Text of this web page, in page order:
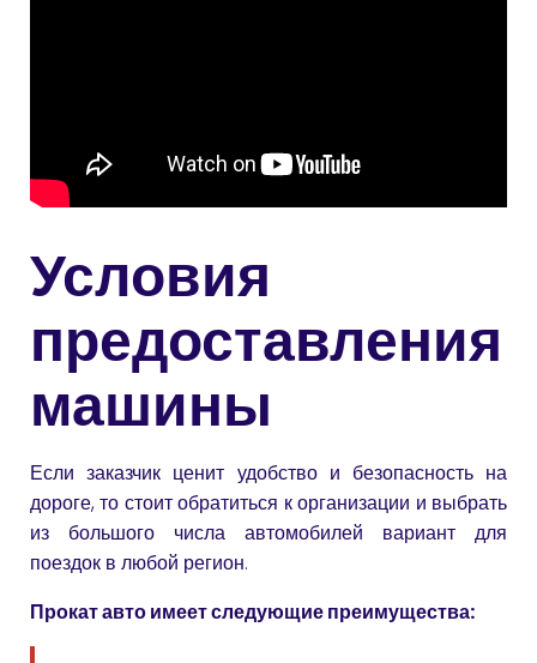
Условия
предоставления
машины
Если заказчик ценит удобство и безопасность на
дороге, то стоит обратиться к организации и выбрать
из большого числа автомобилей вариант для
поездок в любой регион.
Прокат авто имеет следующие преимущества: